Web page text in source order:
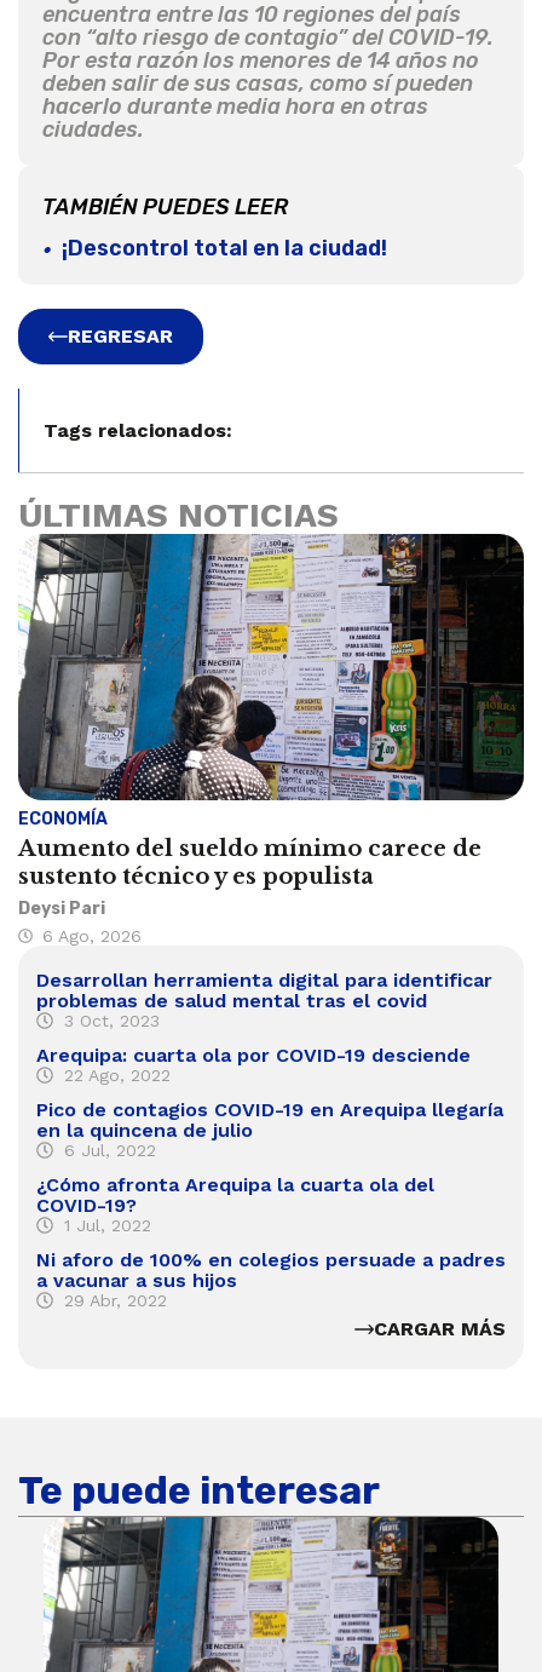
encuentra entre las 10 regiones del país
con “alto riesgo de contagio” del COVID-19.
Por esta razón los menores de 14 años no
deben salir de sus casas, como sí pueden
hacerlo durante media hora en otras
ciudades.
TAMBIÉN PUEDES LEER
¡Descontrol total en la ciudad!
REGRESAR
Tags relacionados:
ÚLTIMAS NOTICIAS
ECONOMÍA
Aumento del sueldo mínimo carece de
sustento técnico y es populista
Deysi Pari
6 Ago, 2026
Desarrollan herramienta digital para identificar
problemas de salud mental tras el covid
3 Oct, 2023
Arequipa: cuarta ola por COVID-19 desciende
22 Ago, 2022
Pico de contagios COVID-19 en Arequipa llegaría
en la quincena de julio
6 Jul, 2022
¿Cómo afronta Arequipa la cuarta ola del
COVID-19?
1 Jul, 2022
Ni aforo de 100% en colegios persuade a padres
a vacunar a sus hijos
29 Abr, 2022
CARGAR MÁS
Te puede interesar